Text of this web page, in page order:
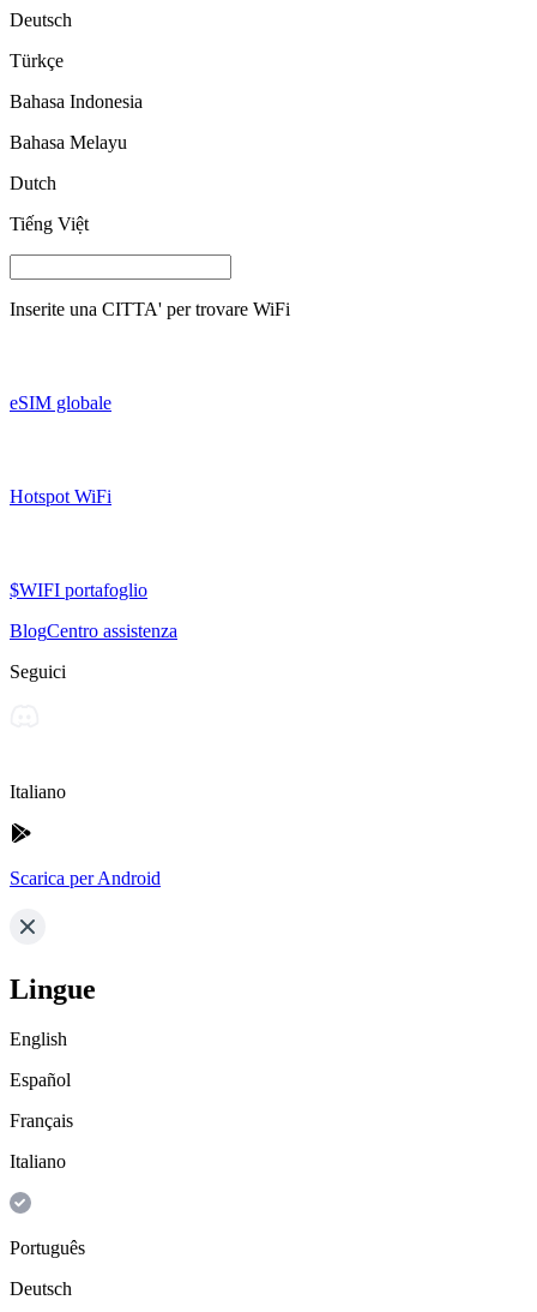
Deutsch
Türkçe
Bahasa Indonesia
Bahasa Melayu
Dutch
Tiếng Việt
Inserite una CITTA' per trovare WiFi
eSIM globale
Hotspot WiFi
$WIFI portafoglio
BlogCentro assistenza
Seguici
Italiano
Scarica per Android
Lingue
English
Español
Français
Italiano
Português
Deutsch